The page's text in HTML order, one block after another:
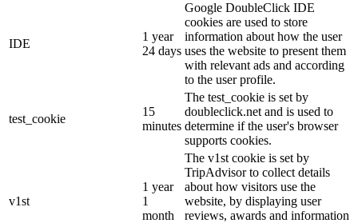
IDE
1 year
24 days
Google DoubleClick IDE
cookies are used to store
information about how the user
uses the website to present them
with relevant ads and according
to the user profile.
test_cookie
15
minutes
The test_cookie is set by
doubleclick.net and is used to
determine if the user's browser
supports cookies.
v1st
1 year
1
month
The v1st cookie is set by
TripAdvisor to collect details
about how visitors use the
website, by displaying user
reviews, awards and information